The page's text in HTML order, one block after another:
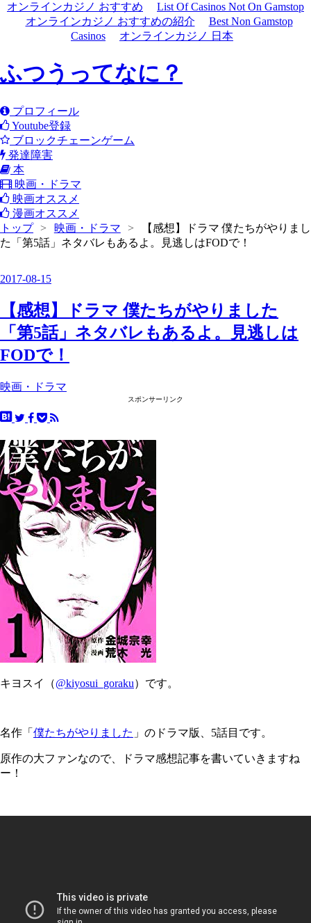
オンラインカジノ おすすめ
List Of Casinos Not On Gamstop
オンラインカジノ おすすめの紹介
Best Non Gamstop
Casinos
オンラインカジノ 日本
ふつうってなに？
プロフィール
Youtube登録
ブロックチェーンゲーム
発達障害
本
映画・ドラマ
映画オススメ
漫画オススメ
トップ
> 映画・ドラマ >
【感想】ドラマ 僕たちがやりまし
た「第5話」ネタバレもあるよ。見逃しはFODで！
2017-08-15
【感想】ドラマ 僕たちがやりました
「第5話」ネタバレもあるよ。見逃しは
FODで！
映画・ドラマ
スポンサーリンク
キヨスイ（@kiyosui_goraku）です。
名作「 僕たちがやりました 」のドラマ版、5話目です。
原作の大ファンなので、ドラマ感想記事を書いていきますね
ー！